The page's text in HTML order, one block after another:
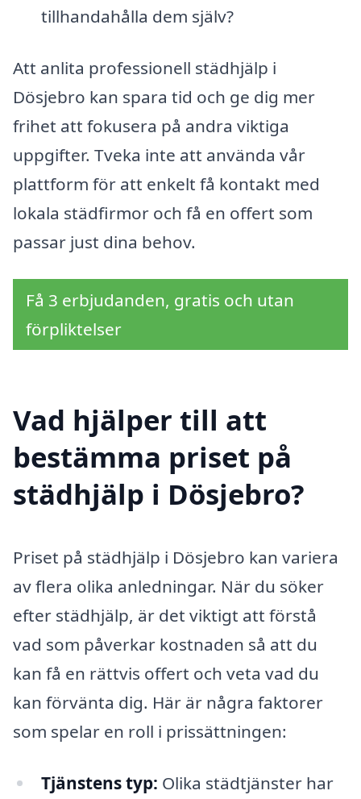
tillhandahålla dem själv?
Att anlita professionell städhjälp i
Dösjebro kan spara tid och ge dig mer
frihet att fokusera på andra viktiga
uppgifter. Tveka inte att använda vår
plattform för att enkelt få kontakt med
lokala städfirmor och få en offert som
passar just dina behov.
Få 3 erbjudanden, gratis och utan
förpliktelser
Vad hjälper till att
bestämma priset på
städhjälp i Dösjebro?
Priset på städhjälp i Dösjebro kan variera
av flera olika anledningar. När du söker
efter städhjälp, är det viktigt att förstå
vad som påverkar kostnaden så att du
kan få en rättvis offert och veta vad du
kan förvänta dig. Här är några faktorer
som spelar en roll i prissättningen:
Tjänstens typ: Olika städtjänster har